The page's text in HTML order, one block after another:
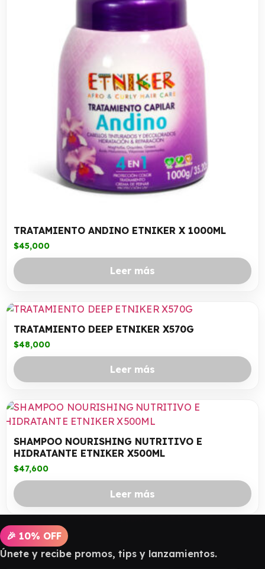
TRATAMIENTO ANDINO ETNIKER X 1000ML
$45,000
Leer más
TRATAMIENTO DEEP ETNIKER X570G
$48,000
Leer más
SHAMPOO NOURISHING NUTRITIVO E
HIDRATANTE ETNIKER X500ML
$47,600
Leer más
🎉 10% OFF
Únete y recibe promos, tips y lanzamientos.